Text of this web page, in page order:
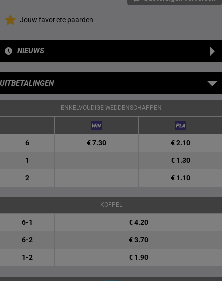
Jouw favoriete paarden
NIEUWS
UITBETALINGEN
ENKELVOUDIGE WEDDENSCHAPPEN
6 € 7.30 € 2.10
1 € 1.30
2 € 1.10
KOPPEL
6-1 € 4.20
6-2 € 3.70
1-2 € 1.90